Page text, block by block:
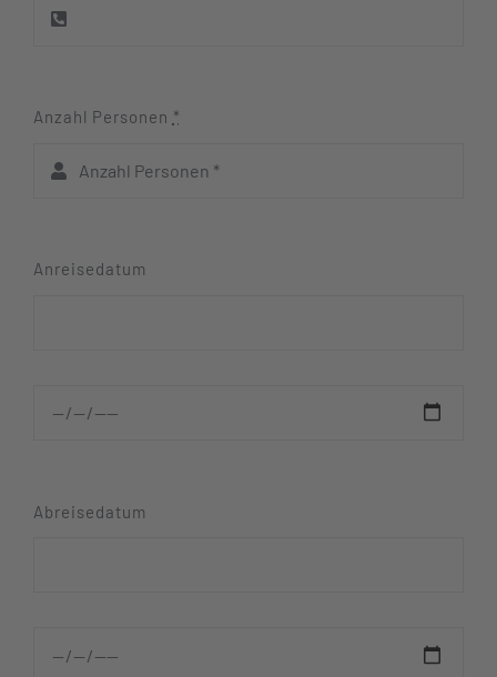
Anzahl Personen *
Anreisedatum
Abreisedatum